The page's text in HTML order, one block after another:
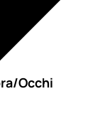
Occhi